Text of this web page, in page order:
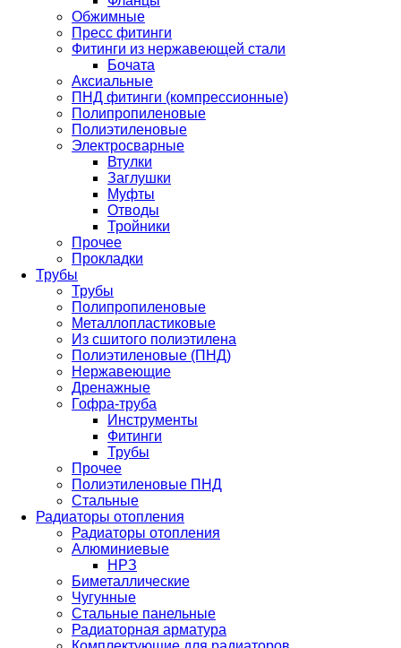
Обжимные
Пресс фитинги
Фитинги из нержавеющей стали
Бочата
Аксиальные
ПНД фитинги (компрессионные)
Полипропиленовые
Полиэтиленовые
Электросварные
Втулки
Заглушки
Муфты
Отводы
Тройники
Прочее
Прокладки
Трубы
Трубы
Полипропиленовые
Металлопластиковые
Из сшитого полиэтилена
Полиэтиленовые (ПНД)
Нержавеющие
Дренажные
Гофра-труба
Инструменты
Фитинги
Трубы
Прочее
Полиэтиленовые ПНД
Стальные
Радиаторы отопления
Радиаторы отопления
Алюминиевые
НРЗ
Биметаллические
Чугунные
Стальные панельные
Радиаторная арматура